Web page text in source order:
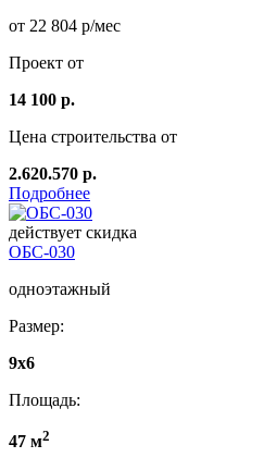
от 22 804 р/мес
Проект от
14 100 р.
Цена строительства от
2.620.570 р.
Подробнее
действует скидка
ОБС-030
одноэтажный
Размер:
9х6
Площадь:
47 м2